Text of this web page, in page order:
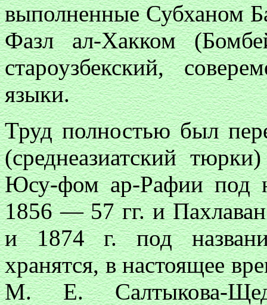
выполненные Субханом
Фазл ал-Хакком
староузбекский,
языки.
Труд полностью был
(среднеазиатский
Юсу-фом ар-Рафии под
1856 — 57 гг. и
и 1874 г. под
хранятся, в настоящее
М. Е. Салтыкова-